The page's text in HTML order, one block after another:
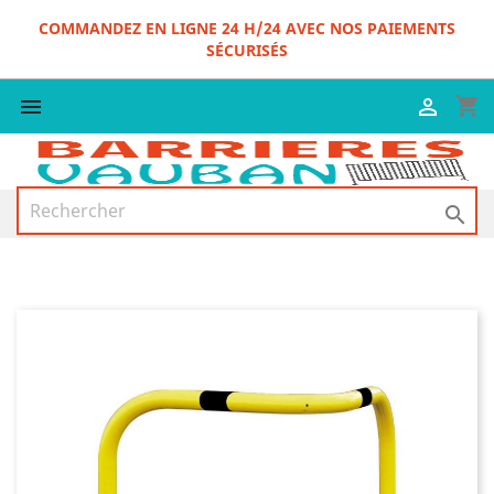
COMMANDEZ EN LIGNE 24 H/24 AVEC NOS PAIEMENTS
SÉCURISÉS
 shopping_cart

